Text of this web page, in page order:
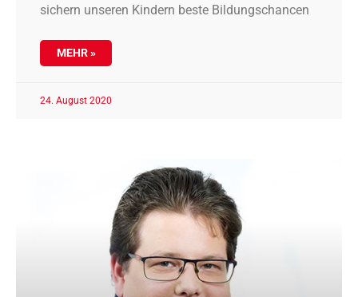
sichern unseren Kindern beste Bildungschancen
MEHR »
24. August 2020